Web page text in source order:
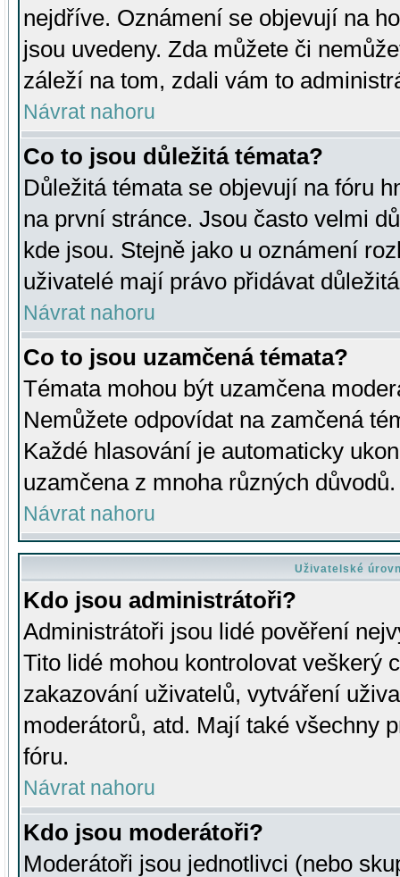
nejdříve. Oznámení se objevují na
jsou uvedeny. Zda můžete či
záleží na tom, zdali vám to
Návrat nahoru
Co to jsou důležitá témata?
Důležitá témata se objevují na fóru
na první stránce. Jsou často velmi
kde jsou. Stejně jako u oznámení
uživatelé mají právo přidávat
Návrat nahoru
Co to jsou uzamčená témata?
Témata mohou být uzamčena
Nemůžete odpovídat na zamčená
Každé hlasování je automaticky
uzamčena z mnoha různých důvodů.
Návrat nahoru
Uživatelské
Kdo jsou administrátoři?
Administrátoři jsou lidé pověření
Tito lidé mohou kontrolovat veškerý
zakazování uživatelů, vytváření
moderátorů, atd. Mají také všechny
fóru.
Návrat nahoru
Kdo jsou moderátoři?
Moderátoři jsou jednotlivci (nebo